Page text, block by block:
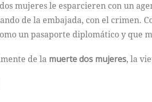
mujeres le esparcieren con un
de la embajada, con el crimen.
un pasaporte diplomático y que
de la muerte dos mujeres, la